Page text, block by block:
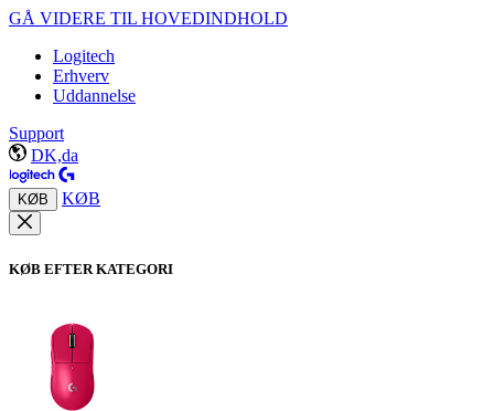
GÅ VIDERE TIL HOVEDINDHOLD
Logitech
Erhverv
Uddannelse
Support
DK,da
KØB KØB
KØB EFTER KATEGORI